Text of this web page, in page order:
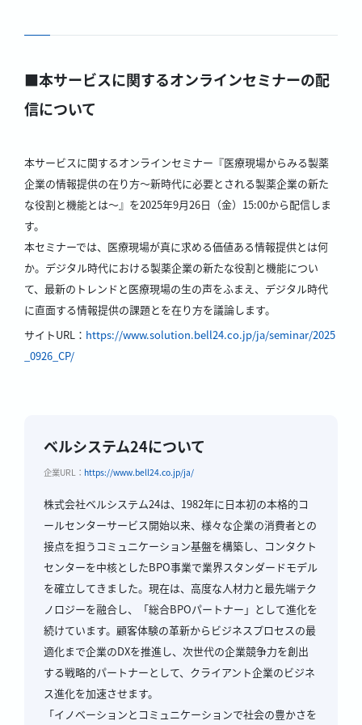
■本サービスに関するオンラインセミナーの配
信について
本サービスに関するオンラインセミナー『医療現場からみる製薬
企業の情報提供の在り方～新時代に必要とされる製薬企業の新た
な役割と機能とは～』を2025年9月26日（金）15:00から配信しま
す。
本セミナーでは、医療現場が真に求める価値ある情報提供とは何
か。デジタル時代における製薬企業の新たな役割と機能につい
て、最新のトレンドと医療現場の生の声をふまえ、デジタル時代
に直面する情報提供の課題とを在り方を議論します。
サイトURL： https://www.solution.bell24.co.jp/ja/seminar/2025
_0926_CP/
ベルシステム24について
企業URL： https://www.bell24.co.jp/ja/
株式会社ベルシステム24は、1982年に日本初の本格的コ
ールセンターサービス開始以来、様々な企業の消費者との
接点を担うコミュニケーション基盤を構築し、コンタクト
センターを中核としたBPO事業で業界スタンダードモデル
を確立してきました。現在は、高度な人材力と最先端テク
ノロジーを融合し、「総合BPOパートナー」として進化を
続けています。顧客体験の革新からビジネスプロセスの最
適化まで企業のDXを推進し、次世代の企業競争力を創出
する戦略的パートナーとして、クライアント企業のビジネ
ス進化を加速させます。
「イノベーションとコミュニケーションで社会の豊かさを